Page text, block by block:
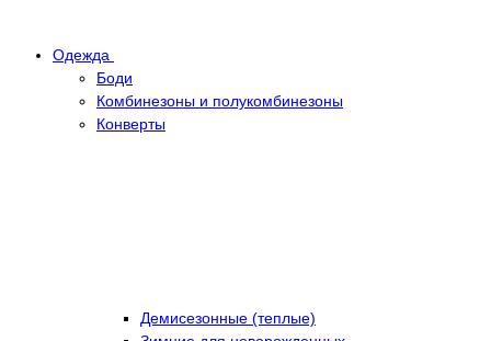
Одежда
Боди
Комбинезоны и полукомбинезоны
Конверты
Демисезонные (теплые)